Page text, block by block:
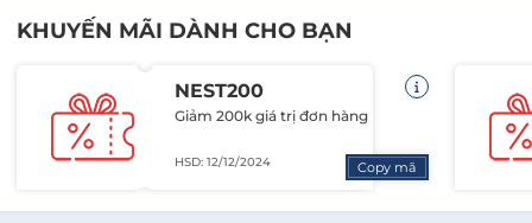
KHUYẾN MÃI DÀNH CHO BẠN
NEST200
Giảm 200k giá trị đơn hàng
HSD: 12/12/2024 Copy mã